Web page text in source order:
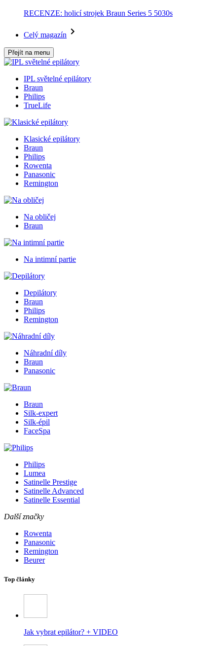
RECENZE: holicí strojek Braun Series 5 5030s
Celý magazín
Přejít na menu
IPL světelné epilátory
Braun
Philips
TrueLife
Klasické epilátory
Braun
Philips
Rowenta
Panasonic
Remington
Na obličej
Braun
Na intimní partie
Depilátory
Braun
Philips
Remington
Náhradní díly
Braun
Panasonic
Braun
Silk-expert
Silk-épil
FaceSpa
Philips
Lumea
Satinelle Prestige
Satinelle Advanced
Satinelle Essential
Další značky
Rowenta
Panasonic
Remington
Beurer
Top články
Jak vybrat epilátor? + VIDEO